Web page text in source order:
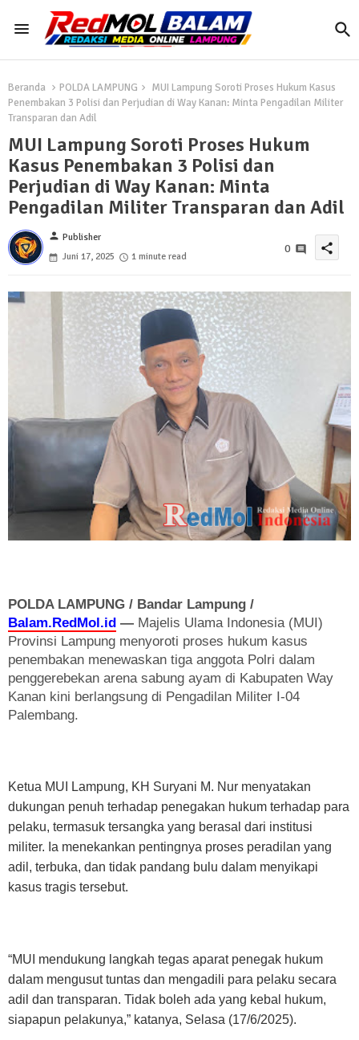
Beranda POLDA LAMPUNG
MUI Lampung Soroti Proses Hukum Kasus
Penembakan 3 Polisi dan Perjudian di Way Kanan: Minta Pengadilan Militer
Transparan dan Adil
MUI Lampung Soroti Proses Hukum
Kasus Penembakan 3 Polisi dan
Perjudian di Way Kanan: Minta
Pengadilan Militer Transparan dan Adil
person Publisher
Juni 17, 2025
1 minute read
0 share
POLDA LAMPUNG / Bandar Lampung /
Balam.RedMol.id — Majelis Ulama Indonesia (MUI)
Provinsi Lampung menyoroti proses hukum kasus
penembakan menewaskan tiga anggota Polri dalam
penggerebekan arena sabung ayam di Kabupaten Way
Kanan kini berlangsung di Pengadilan Militer I-04
Palembang.
Ketua MUI Lampung, KH Suryani M. Nur menyatakan
dukungan penuh terhadap penegakan hukum terhadap para
pelaku, termasuk tersangka yang berasal dari institusi
militer. Ia menekankan pentingnya proses peradilan yang
adil, terbuka, dan tidak pandang bulu dalam menyikapi
kasus tragis tersebut.
“MUI mendukung langkah tegas aparat penegak hukum
dalam mengusut tuntas dan mengadili para pelaku secara
adil dan transparan. Tidak boleh ada yang kebal hukum,
siapapun pelakunya,” katanya, Selasa (17/6/2025).